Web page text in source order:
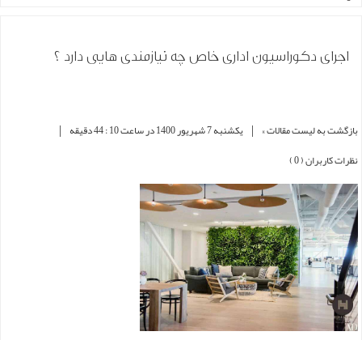
اجرای دکوراسیون اداری خاص چه نیازمندی هایی دارد ؟
بازگشت به لیست مقالات » | یکشنبه 7 شهریور 1400 در ساعت 10 : 44 دقیقه |
نظرات کاربران ( 0 )